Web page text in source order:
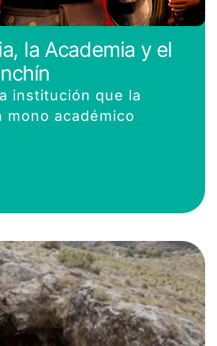
la Academia y el
institución que la
mono académico